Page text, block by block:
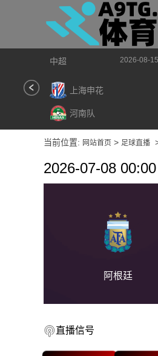
中超 2026-08-
上海申花
河南队
当前位置: 网站首页 > 足球直播
2026-07-08
阿根廷
直播信号